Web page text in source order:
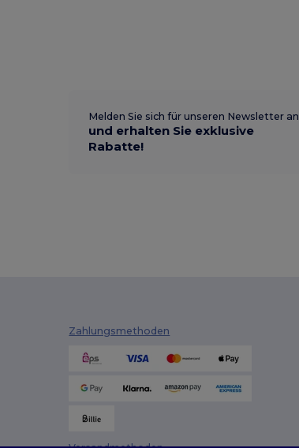
Melden Sie sich für unseren Newsletter an
und erhalten Sie exklusive
Rabatte!
Zahlungsmethoden